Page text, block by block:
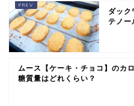
ダック
テノー
ムース【ケーキ・チョコ】のカ
糖質量はどれくらい？